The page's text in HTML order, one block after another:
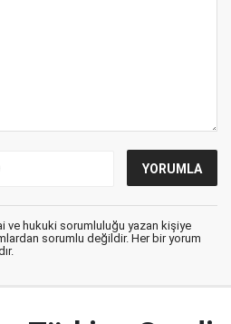
ve hukuki sorumluluğu yazan kişiye
sorumlu değildir. Her bir yorum